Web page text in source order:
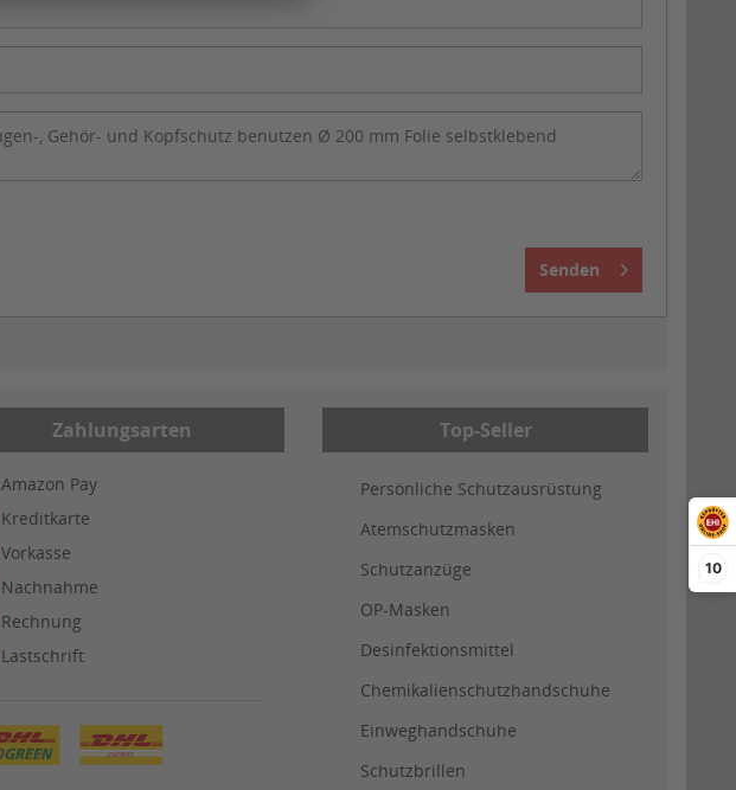
10
Senden
Zahlungsarten
Amazon Pay
Kreditkarte
Vorkasse
Nachnahme
Rechnung
Lastschrift
Top-Seller
Persönliche Schutzausrüstung
Atemschutzmasken
Schutzanzüge
OP-Masken
Desinfektionsmittel
Chemikalienschutzhandschuhe
Einweghandschuhe
Schutzbrillen